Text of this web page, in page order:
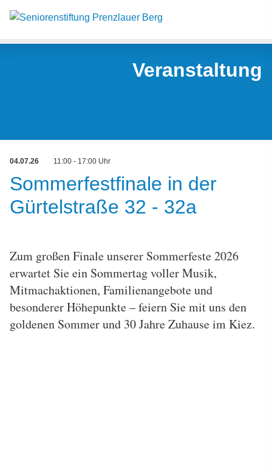
Veranstaltung
04.07.26 11:00 - 17:00 Uhr
Sommerfestfinale in der
Gürtelstraße 32 - 32a
Zum großen Finale unserer Sommerfeste 2026
erwartet Sie ein Sommertag voller Musik,
Mitmachaktionen, Familienangebote und
besonderer Höhepunkte – feiern Sie mit uns den
goldenen Sommer und 30 Jahre Zuhause im Kiez.